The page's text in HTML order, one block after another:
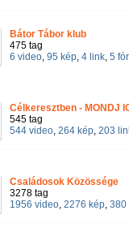
Bátor Tábor klub
475 tag
6 video, 95 kép, 4 link, 5
Célkeresztben - MONDJ
545 tag
544 video, 264 kép, 203
Családosok Közössége
3278 tag
1956 video, 2276 kép, 380